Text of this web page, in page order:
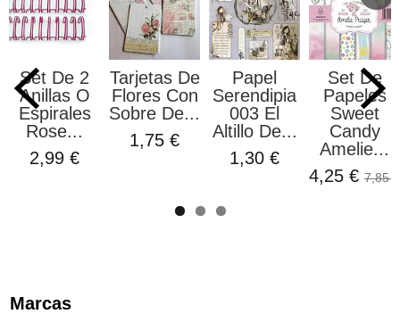
Marcas
Set De 2
Anillas O
Espirales
Rose...
2,99 €
Tarjetas De
Flores Con
Sobre De...
1,75 €
Papel
Serendipia
003 El
Altillo De...
1,30 €
Set De
Papeles
Sweet
Candy
Amelie...
4,25 € 7,85 €